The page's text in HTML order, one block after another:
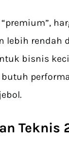
lebih rendah
bisnis
butuh
Teknis